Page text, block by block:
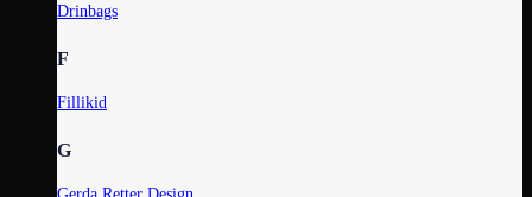
Drinbags
F
Fillikid
G